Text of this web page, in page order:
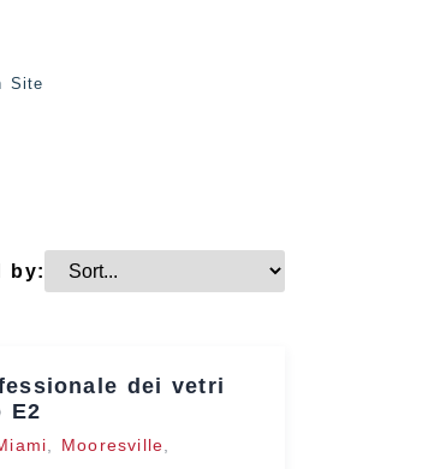
Site
by:
dei vetri
E2
Mooresville